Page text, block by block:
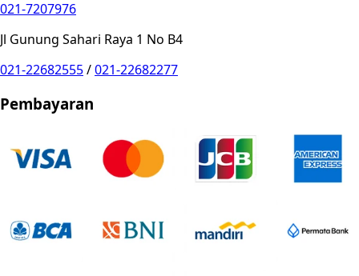
021-7207976
Jl Gunung Sahari Raya 1 No B4
021-22682555/021-22682277
Pembayaran